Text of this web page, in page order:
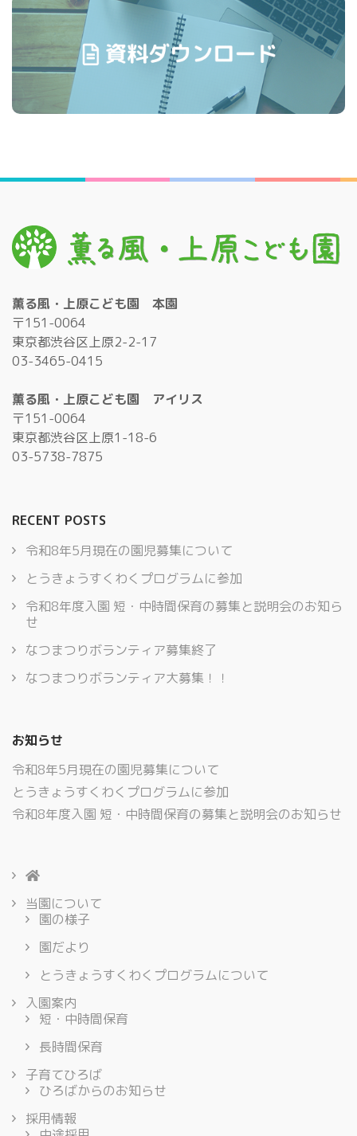
薫る風・上原こども園 本園
〒151-0064
東京都渋谷区上原2-2-17
03-3465-0415
薫る風・上原こども園 アイリス
〒151-0064
東京都渋谷区上原1-18-6
03-5738-7875
RECENT POSTS
令和8年5月現在の園児募集について
とうきょうすくわくプログラムに参加
令和8年度入園 短・中時間保育の募集と説明会のお知ら
せ
なつまつりボランティア募集終了
なつまつりボランティア大募集！！
お知らせ
令和8年5月現在の園児募集について
とうきょうすくわくプログラムに参加
令和8年度入園 短・中時間保育の募集と説明会のお知らせ
当園について
園の様子
園だより
とうきょうすくわくプログラムについて
入園案内
短・中時間保育
長時間保育
子育てひろば
ひろばからのお知らせ
採用情報